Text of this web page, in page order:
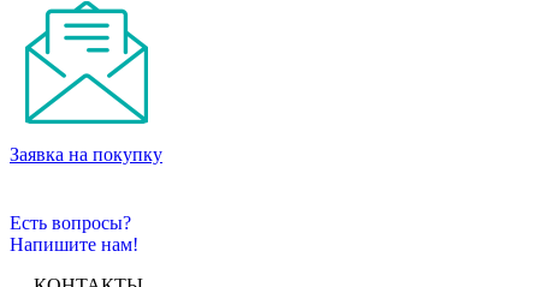
Заявка на покупку
Есть вопросы?
Напишите нам!